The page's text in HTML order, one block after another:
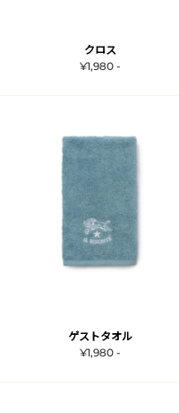
クロス
¥1,980 -
ゲストタオル
¥1,980 -